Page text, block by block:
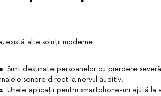
există alte soluții moderne:
: Sunt destinate persoanelor cu pierdere
sonore direct la nervul auditiv.
: Unele aplicații pentru smartphone-uri ajută la